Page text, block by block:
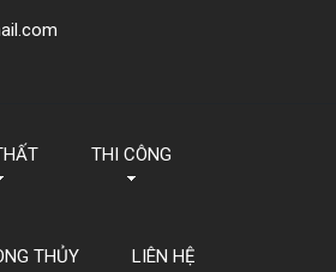
THI CÔNG
THỦY LIÊN HỆ